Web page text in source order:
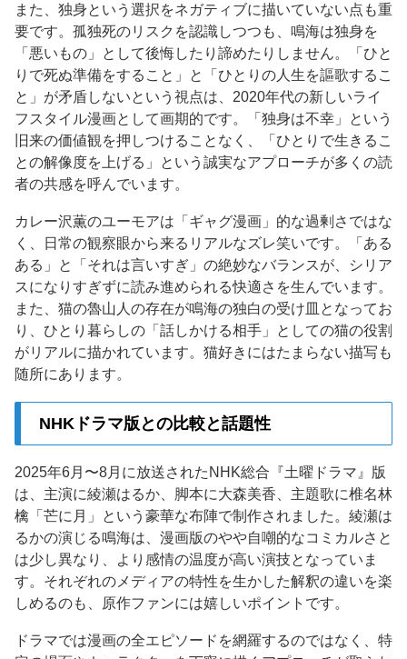
また、独身という選択をネガティブに描いていない点も重
要です。孤独死のリスクを認識しつつも、鳴海は独身を
「悪いもの」として後悔したり諦めたりしません。「ひと
りで死ぬ準備をすること」と「ひとりの人生を謳歌するこ
と」が矛盾しないという視点は、2020年代の新しいライ
フスタイル漫画として画期的です。「独身は不幸」という
旧来の価値観を押しつけることなく、「ひとりで生きるこ
との解像度を上げる」という誠実なアプローチが多くの読
者の共感を呼んでいます。
カレー沢薫のユーモアは「ギャグ漫画」的な過剰さではな
く、日常の観察眼から来るリアルなズレ笑いです。「ある
ある」と「それは言いすぎ」の絶妙なバランスが、シリア
スになりすぎずに読み進められる快適さを生んでいます。
また、猫の魯山人の存在が鳴海の独白の受け皿となってお
り、ひとり暮らしの「話しかける相手」としての猫の役割
がリアルに描かれています。猫好きにはたまらない描写も
随所にあります。
NHKドラマ版との比較と話題性
2025年6月〜8月に放送されたNHK総合『土曜ドラマ』版
は、主演に綾瀬はるか、脚本に大森美香、主題歌に椎名林
檎「芒に月」という豪華な布陣で制作されました。綾瀬は
るかの演じる鳴海は、漫画版のやや自嘲的なコミカルさと
は少し異なり、より感情の温度が高い演技となっていま
す。それぞれのメディアの特性を生かした解釈の違いを楽
しめるのも、原作ファンには嬉しいポイントです。
ドラマでは漫画の全エピソードを網羅するのではなく、特